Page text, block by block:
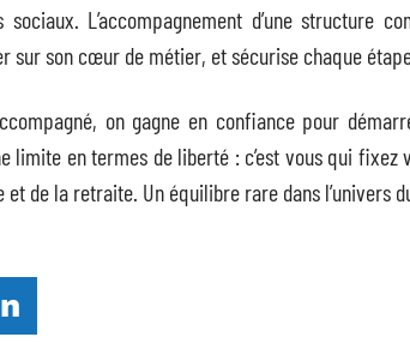
L’accompagnement d’une structure
sur son cœur de métier, et sécurise chaque
on gagne en confiance pour
limite en termes de liberté : c’est vous qui
de la retraite. Un équilibre rare dans l’univers